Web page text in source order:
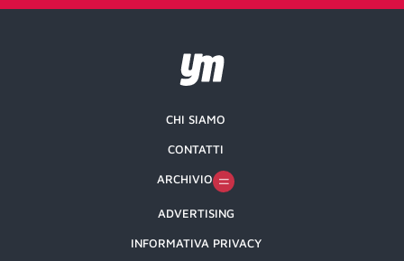
CHI SIAMO
CONTATTI
ARCHIVIO
ADVERTISING
INFORMATIVA PRIVACY